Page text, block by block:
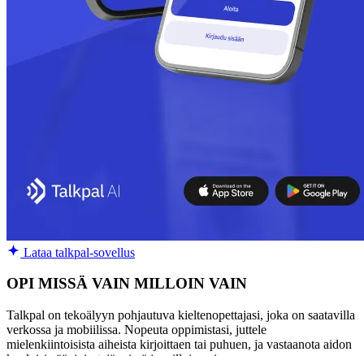
Lataa talkpal-sovellus
OPI MISSÄ VAIN MILLOIN VAIN
Talkpal on tekoälyyn pohjautuva kieltenopettajasi, joka on saatavilla
verkossa ja mobiilissa. Nopeuta oppimistasi, juttele
mielenkiintoisista aiheista kirjoittaen tai puhuen, ja vastaanota aidon